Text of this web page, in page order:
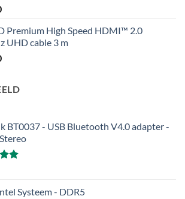
Premium High Speed HDMI™ 2.0
UHD cable 3 m
BT0037 - USB Bluetooth V4.0 adapter -
Systeem - DDR5